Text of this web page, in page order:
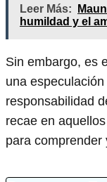
Leer Más:
humildad y el
Sin embargo, es
una
responsabilidad
recae en
para comprender